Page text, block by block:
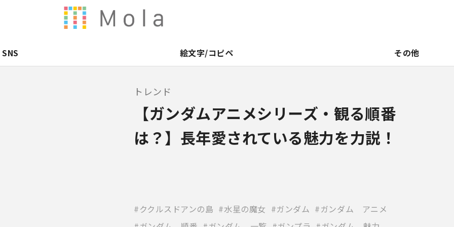
SNS 絵文字/コピペ その他
トレンド
【ガンダムアニメシリーズ・観る順番
は？】長年愛されている魅力を力説！
ククルスドアンの島 水星の魔女 ガンダム
ガンダム アニメ